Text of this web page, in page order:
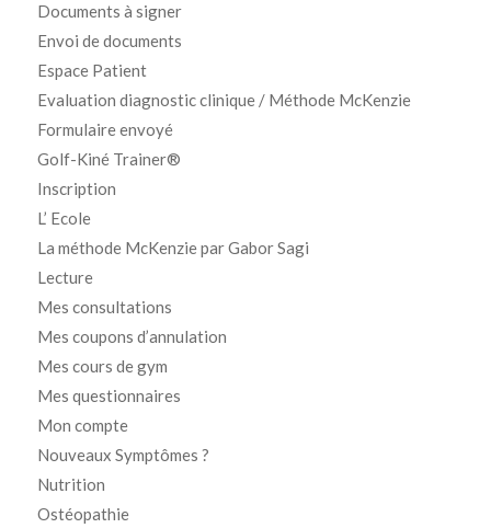
Documents à signer
Envoi de documents
Espace Patient
Evaluation diagnostic clinique / Méthode McKenzie
Formulaire envoyé
Golf-Kiné Trainer®
Inscription
L’ Ecole
La méthode McKenzie par Gabor Sagi
Lecture
Mes consultations
Mes coupons d’annulation
Mes cours de gym
Mes questionnaires
Mon compte
Nouveaux Symptômes ?
Nutrition
Ostéopathie